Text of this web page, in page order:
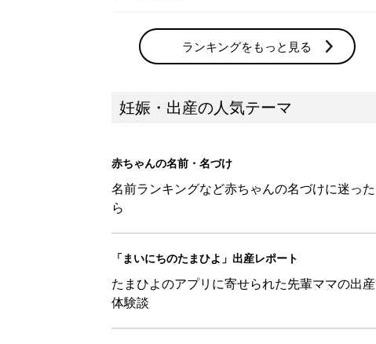
ランキングをもっと見る
妊娠・出産の人気テーマ
赤ちゃんの名前・名づけ
名前ランキングなど赤ちゃんの名づけに迷った
ら
「まいにちのたまひよ」出産レポート
たまひよのアプリに寄せられた先輩ママの出産
体験談